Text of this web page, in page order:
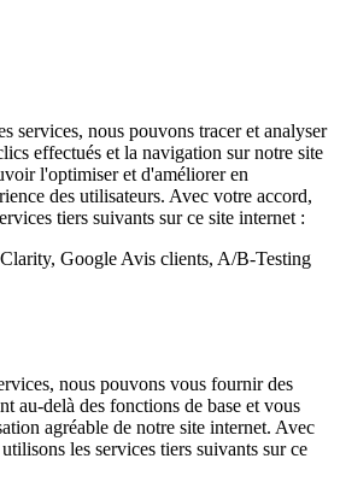
services, nous pouvons tracer et analyser
effectués et la navigation sur notre site
l'optimiser et d'améliorer en
des utilisateurs. Avec votre accord,
tiers suivants sur ce site internet :
Google Avis clients, A/B-Testing
nous pouvons vous fournir des
au-delà des fonctions de base et vous
agréable de notre site internet. Avec
les services tiers suivants sur ce